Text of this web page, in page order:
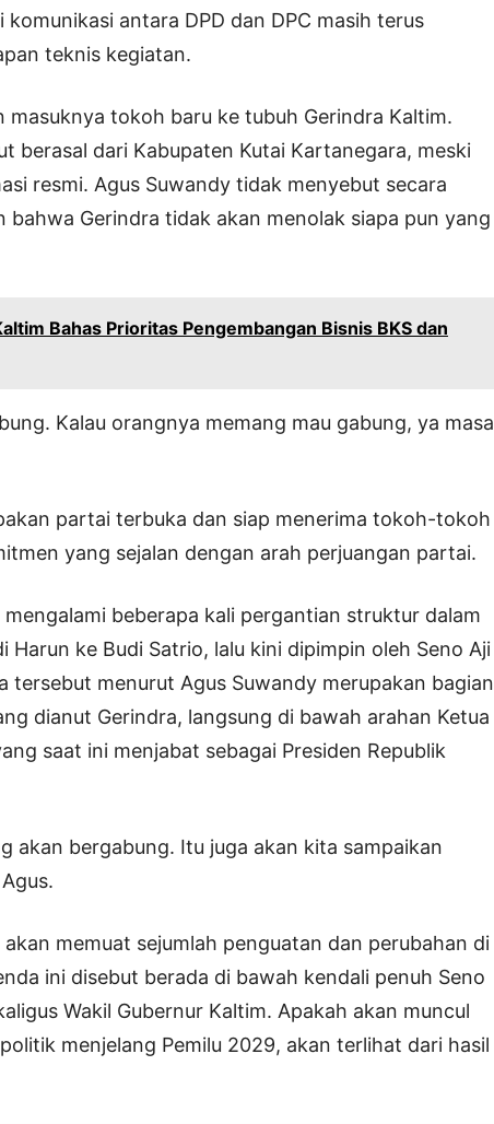
antara DPD dan DPC masih terus
teknis kegiatan.
masuknya tokoh baru ke tubuh Gerindra Kaltim.
berasal dari Kabupaten Kutai Kartanegara, meski
resmi. Agus Suwandy tidak menyebut secara
bahwa Gerindra tidak akan menolak siapa pun yang
Bahas Prioritas Pengembangan Bisnis BKS dan
Kalau orangnya memang mau gabung, ya masa
partai terbuka dan siap menerima tokoh-tokoh
yang sejalan dengan arah perjuangan partai.
beberapa kali pergantian struktur dalam
Harun ke Budi Satrio, lalu kini dipimpin oleh Seno Aji
tersebut menurut Agus Suwandy merupakan bagian
dianut Gerindra, langsung di bawah arahan Ketua
saat ini menjabat sebagai Presiden Republik
akan bergabung. Itu juga akan kita sampaikan
memuat sejumlah penguatan dan perubahan di
ini disebut berada di bawah kendali penuh Seno
Wakil Gubernur Kaltim. Apakah akan muncul
menjelang Pemilu 2029, akan terlihat dari hasil